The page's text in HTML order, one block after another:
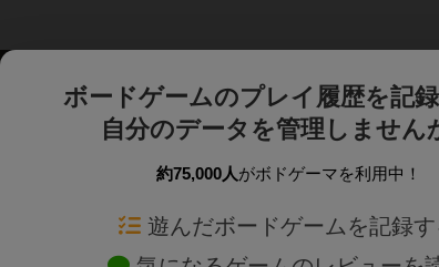
ボードゲームのプレイ履歴を記録
自分のデータを管理しません
約75,000人がボドゲーマを利用中！
遊んだボードゲームを記録す